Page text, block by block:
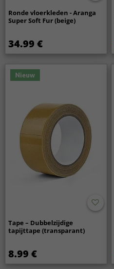
Ronde vloerkleden - Aranga
Super Soft Fur (beige)
34.99 €
Nieuw
Tape – Dubbelzijdige
tapijttape (transparant)
8.99 €